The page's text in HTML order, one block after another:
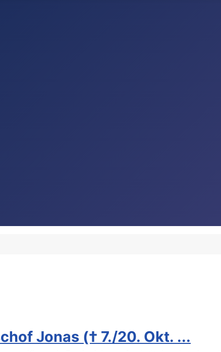
Jonas († 7./20. Okt. ...